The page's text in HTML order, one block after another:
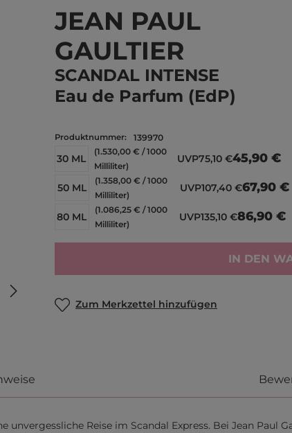
JEAN PAUL
GAULTIER
SCANDAL INTENSE
Eau de Parfum (EdP)
Produktnummer: 139970
30 ML
(1.530,00 € / 1000
Milliliter)
UVP75,10 €45,90 €
50 ML
(1.358,00 € / 1000
Milliliter)
UVP107,40 €67,90 €
80 ML
(1.086,25 € / 1000
Milliliter)
UVP135,10 €86,90 €
IN DEN
Zum Merkzettel hinzufügen
Reise im Scandal Express. Bei Jean Paul